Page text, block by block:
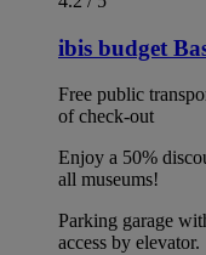
ibis budget
Free public
of check-out
Enjoy a 50%
all museums!
Parking garage
access by elevator.